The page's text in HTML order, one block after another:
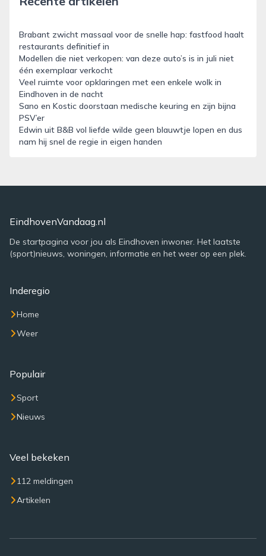
Brabant zwicht massaal voor de snelle hap: fastfood haalt
restaurants definitief in
Modellen die niet verkopen: van deze auto’s is in juli niet
één exemplaar verkocht
Veel ruimte voor opklaringen met een enkele wolk in
Eindhoven in de nacht
Sano en Kostic doorstaan medische keuring en zijn bijna
PSV’er
Edwin uit B&B vol liefde wilde geen blauwtje lopen en dus
nam hij snel de regie in eigen handen
EindhovenVandaag.nl
De startpagina voor jou als Eindhoven inwoner. Het laatste
(sport)nieuws, woningen, informatie en het weer op een plek.
Inderegio
Home
Weer
Populair
Sport
Nieuws
Veel bekeken
112 meldingen
Artikelen